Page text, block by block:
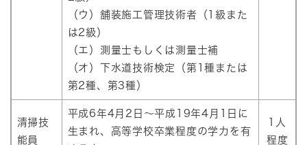
（ウ）舗装施工管理技術者（1級また
は2級）
（エ）測量士もしくは測量士補
（オ）下水道技術検定（第1種または
第2種、第3種）
清掃技
能員
平成6年4月2日～平成19年4月1日に
生まれ、高等学校卒業程度の学力を有
1人
程度